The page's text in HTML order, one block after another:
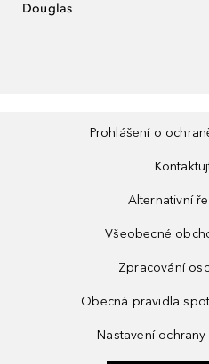
Douglas
Prohlášení o
Alternativní
Všeobecné
Zpracování
Obecná pravidla
Nastavení